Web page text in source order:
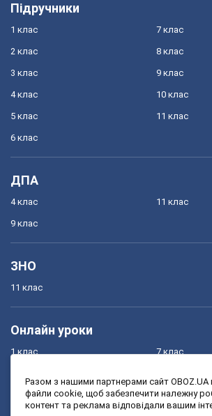
Підручники
1 клас
2 клас
3 клас
4 клас
5 клас
6 клас
7 клас
8 клас
9 клас
10 клас
11 клас
ДПА
4 клас
9 клас
11 клас
ЗНО
11 клас
Онлайн уроки
1 клас
3 клас
7 клас
9 клас
Разом з нашими партнерами сайт
файли cookie, щоб забезпечити належну
контент та реклама відповідали вашим